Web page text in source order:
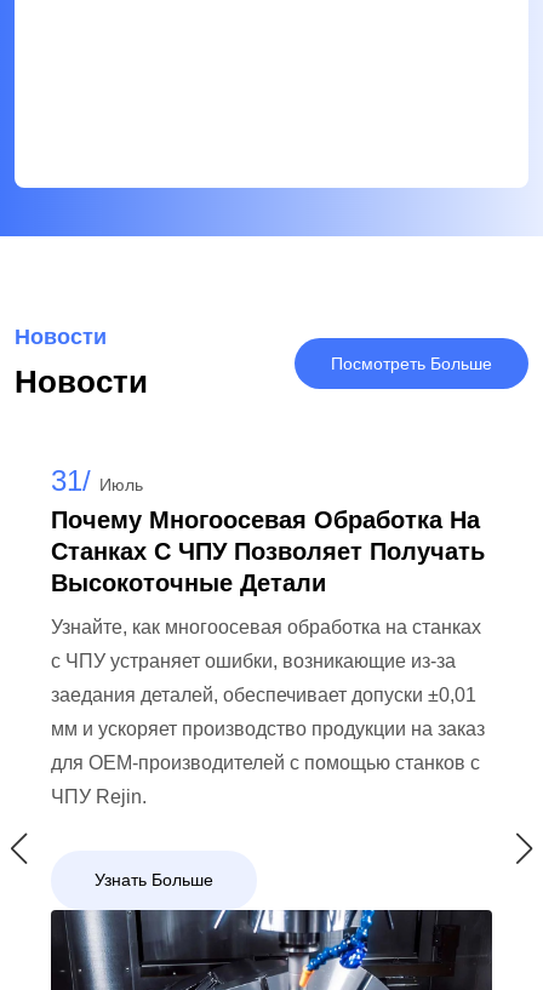
Новости
Новости Посмотреть Больше
31/ Июль
Почему Многоосевая Обработка На
Станках С ЧПУ Позволяет Получать
Высокоточные Детали
Узнайте, как многоосевая обработка на станках
с ЧПУ устраняет ошибки, возникающие из-за
заедания деталей, обеспечивает допуски ±0,01
мм и ускоряет производство продукции на заказ
для OEM-производителей с помощью станков с
ЧПУ Rejin.
Узнать Больше